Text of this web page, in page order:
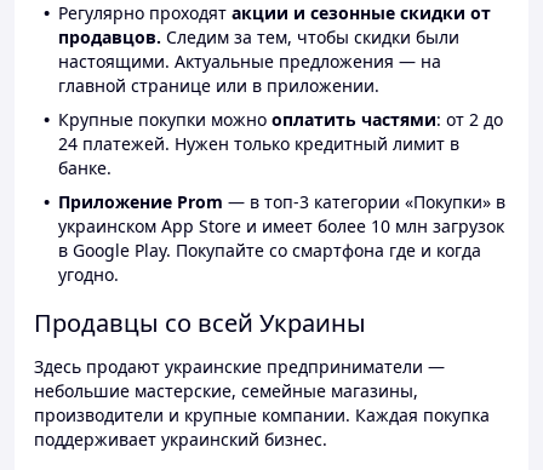
Регулярно проходят акции и сезонные скидки от
продавцов. Следим за тем, чтобы скидки были
настоящими. Актуальные предложения — на
главной странице или в приложении.
Крупные покупки можно оплатить частями: от 2 до
24 платежей. Нужен только кредитный лимит в
банке.
Приложение Prom — в топ-3 категории «Покупки» в
украинском App Store и имеет более 10 млн загрузок
в Google Play. Покупайте со смартфона где и когда
угодно.
Продавцы со всей Украины
Здесь продают украинские предприниматели —
небольшие мастерские, семейные магазины,
производители и крупные компании. Каждая покупка
поддерживает украинский бизнес.